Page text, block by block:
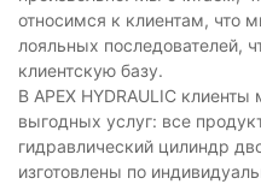
относимся к клиентам, что
лояльных последователей,
клиентскую базу.
В APEX HYDRAULIC
выгодных услуг: все
гидравлический цилиндр
изготовлены по